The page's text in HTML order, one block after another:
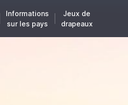
Informations
sur les pays
Jeux de
drapeaux